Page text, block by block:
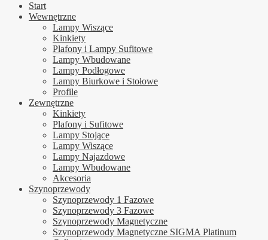
Start
Wewnętrzne
Lampy Wiszące
Kinkiety
Plafony i Lampy Sufitowe
Lampy Wbudowane
Lampy Podłogowe
Lampy Biurkowe i Stołowe
Profile
Zewnętrzne
Kinkiety
Plafony i Sufitowe
Lampy Stojące
Lampy Wiszące
Lampy Najazdowe
Lampy Wbudowane
Akcesoria
Szynoprzewody
Szynoprzewody 1 Fazowe
Szynoprzewody 3 Fazowe
Szynoprzewody Magnetyczne
Szynoprzewody Magnetyczne SIGMA Platinum